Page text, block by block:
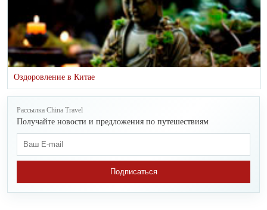
Оздоровление в Китае
Рассылка China Travel
Получайте новости и предложения по путешествиям
Подписаться